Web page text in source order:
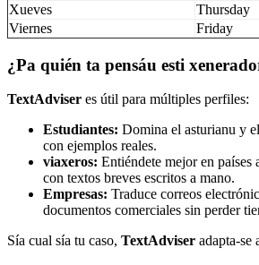
Xueves
Thursday
Viernes
Friday
¿Pa quién ta pensáu esti
TextAdviser es útil para múltiples perfiles:
Estudiantes: Domina el asturianu y
con ejemplos reales.
viaxeros: Entiéndete mejor en países
con textos breves escritos a mano.
Empresas: Traduce correos
documentos comerciales sin perder
Sía cual sía tu caso, TextAdviser adapta-se